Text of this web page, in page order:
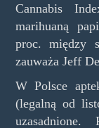
Cannabis
marihuaną
proc. między
zauważa Jeff
W Polsce
(legalną od
uzasadnione.